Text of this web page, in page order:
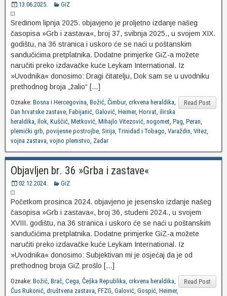
13.06.2025. GiZ
Sredinom lipnja 2025. objavjeno je proljetno izdanje našeg
časopisa »Grb i zastava«, broj 37, svibnja 2025., u svojem XIX.
godištu, na 36 stranica i uskoro će se naći u poštanskim
sandučićima pretplatnika. Dodatne primjerke GiZ-a možete
naručiti preko izdavačke kuće Leykam International. Iz
»Uvodnika« donosimo: Dragi čitatelju, Dok sam se u uvodniku
prethodnog broja „žalio“ […]
Read Post
Oznake: Bosna i Hercegovina, Božić, Čimbur, crkvena heraldika,
Dan hrvatske zastave, Fabijanić, Galović, Heimer, Horvat, ilirska
heraldika, Ilok, Kuščić, Metković, Mihajlo Vitezović, nogomet, Pag, Peran,
plemićki grb, povijesne postrojbe, Sirija, Trinidad i Tobago, Varaždin, Vitez,
vojna zastava, vojno plemstvo, Zadar
Objavljen br. 36 »Grba i zastave«
02.12.2024. GiZ
Početkom prosinca 2024. objavjeno je jesensko izdanje našeg
časopisa »Grb i zastava«, broj 36, studeni 2024., u svojem
XVIII. godištu, na 36 stranica i uskoro će se naći u poštanskim
sandučićima pretplatnika. Dodatne primjerke GiZ-a možete
naručiti preko izdavačke kuće Leykam International. Iz
»Uvodnika« donosimo: Subjektivan mi je osjećaj da je od
prethodnog broja GiZ prošlo […]
Read Post
Oznake: Božić, Brač, Cega, Češka Republika, crkvena heraldika,
Ćus Rukonić, društvena zastava, FFZG, Galović, Gospić, Heimer,